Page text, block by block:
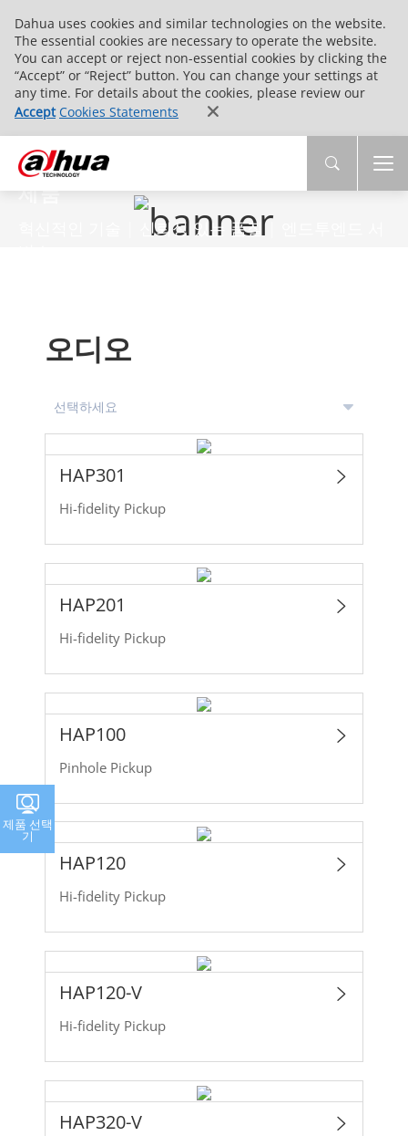
Dahua uses cookies and similar technologies on the website.
The essential cookies are necessary to operate the website.
You can accept or reject non-essential cookies by clicking the
“Accept” or “Reject” button. You can change your settings at
any time. For details about the cookies, please review our
Accept Cookies Statements
제품
혁신적인 기술 | 신뢰성 있는 품질 | 엔드투엔드 서
오디오
HAP301
Hi-fidelity Pickup
HAP201
Hi-fidelity Pickup
HAP100
Pinhole Pickup
HAP120
Hi-fidelity Pickup
HAP120-V
Hi-fidelity Pickup
HAP320-V
제품 선택
기